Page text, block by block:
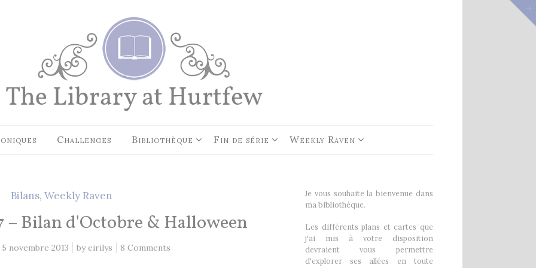
EN CE MOMENT, JE LIS…
Les Cités des Anciens, Intégrale 1
byRobin Hobb
Fantasy Art: Peindre Un Univers De
The Art of Heikala: Works and
RECHERCHE
Challenges Bibliothèque Fin de série Weekly Raven
Bilans,Weekly Raven
– Bilan d'Octobre & Halloween
5 novembre 2013 byeirilys 8 Comments
Je vous souhaite la bienvenue dans
ma bibliothèque.
Les différents plans et cartes que
j'ai mis à votre disposition
devraient vous permettre
d'explorer ses allées en toute